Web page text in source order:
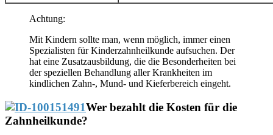
Achtung:
Mit Kindern sollte man, wenn möglich, immer einen
Spezialisten für Kinderzahnheilkunde aufsuchen. Der
hat eine Zusatzausbildung, die die Besonderheiten bei
der speziellen Behandlung aller Krankheiten im
kindlichen Zahn-, Mund- und Kieferbereich eingeht.
Wer bezahlt die Kosten für die
Zahnheilkunde?